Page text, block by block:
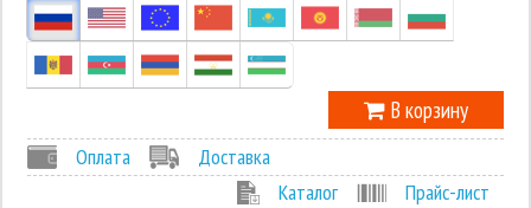
-1
В корзину
Оплата
Доставка
Каталог
Прайс-лист